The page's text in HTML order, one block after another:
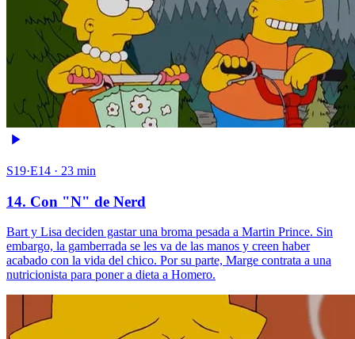
S19·E14 · 23 min
14. Con "N" de Nerd
Bart y Lisa deciden gastar una broma pesada a Martin Prince. Sin
embargo, la gamberrada se les va de las manos y creen haber
acabado con la vida del chico. Por su parte, Marge contrata a una
nutricionista para poner a dieta a Homero.